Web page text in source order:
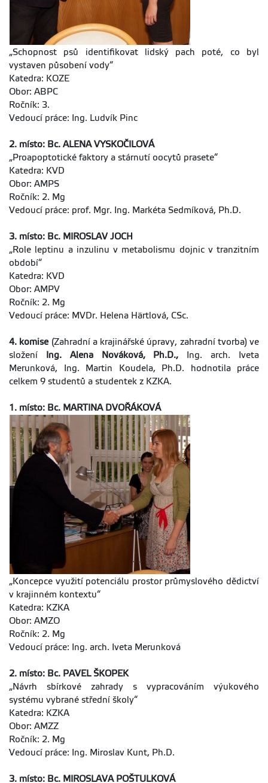
„Schopnost psů identifikovat lidský pach poté, co byl
vystaven působení vody“
Katedra: KOZE
Obor: ABPC
Ročník: 3.
Vedoucí práce: Ing. Ludvík Pinc
2. místo: Bc. ALENA VYSKOČILOVÁ
„Proapoptotické faktory a stárnutí oocytů prasete“
Katedra: KVD
Obor: AMPS
Ročník: 2. Mg
Vedoucí práce: prof. Mgr. Ing. Markéta Sedmíková, Ph.D.
3. místo: Bc. MIROSLAV JOCH
„Role leptinu a inzulinu v metabolismu dojnic v tranzitním
období“
Katedra: KVD
Obor: AMPV
Ročník: 2. Mg
Vedoucí práce: MVDr. Helena Härtlová, CSc.
4. komise(Zahradní a krajinářské úpravy, zahradní tvorba) ve
složení
Ing. Alena Nováková, Ph.D.,
Ing. arch. Iveta
Merunková, Ing. Martin Koudela, Ph.D. hodnotila práce
celkem 9 studentů a studentek z KZKA.
1. místo: Bc. MARTINA DVOŘÁKOVÁ
„Koncepce využití potenciálu prostor průmyslového dědictví
v krajinném kontextu“
Katedra: KZKA
Obor: AMZO
Ročník: 2. Mg
Vedoucí práce: Ing. arch. Iveta Merunková
2. místo: Bc. PAVEL ŠKOPEK
„Návrh sbírkové zahrady s vypracováním výukového
systému vybrané střední školy“
Katedra: KZKA
Obor: AMZZ
Ročník: 2. Mg
Vedoucí práce: Ing. Miroslav Kunt, Ph.D.
3. místo: Bc. MIROSLAVA POŠTULKOVÁ